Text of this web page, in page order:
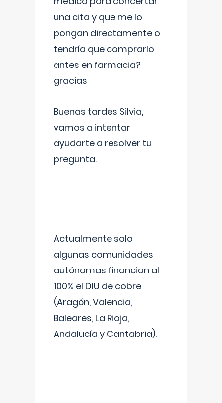
una cita y que me lo
pongan directamente o
tendría que comprarlo
antes en farmacia?
gracias
Buenas tardes Silvia,
vamos a intentar
ayudarte a resolver tu
pregunta.
Actualmente solo
algunas comunidades
autónomas financian al
100% el DIU de cobre
(Aragón, Valencia,
Baleares, La Rioja,
Andalucía y Cantabria).